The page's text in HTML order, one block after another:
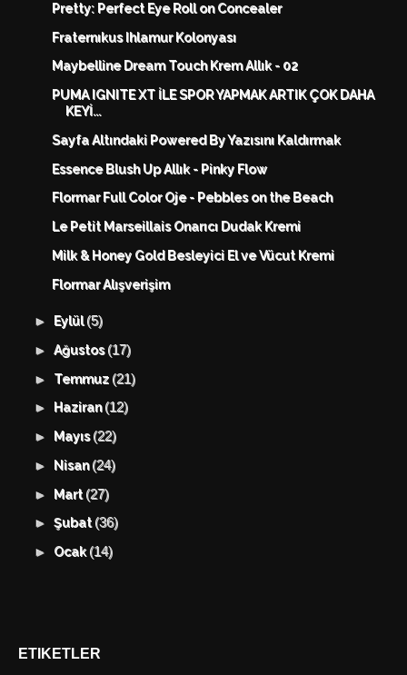
Pretty: Perfect Eye Roll on Concealer
Fraternıkus Ihlamur Kolonyası
Maybelline Dream Touch Krem Allık - 02
PUMA IGNITE XT İLE SPOR YAPMAK ARTIK ÇOK DAHA
KEYİ...
Sayfa Altındaki Powered By Yazısını Kaldırmak
Essence Blush Up Allık - Pinky Flow
Flormar Full Color Oje - Pebbles on the Beach
Le Petit Marseillais Onarıcı Dudak Kremi
Milk & Honey Gold Besleyici El ve Vücut Kremi
Flormar Alışverişim
► Eylül(5)
►Ağustos(17)
► Temmuz (21)
► Haziran(12)
► Mayıs(22)
► Nisan(24)
► Mart(27)
►Şubat(36)
► Ocak(14)
ETIKETLER